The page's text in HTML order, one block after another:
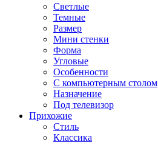
Светлые
Темные
Размер
Мини стенки
Форма
Угловые
Особенности
С компьютерным столом
Назначение
Под телевизор
Прихожие
Стиль
Классика